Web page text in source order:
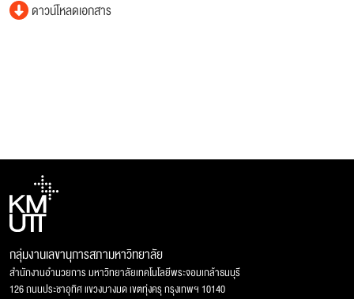
ดาวน์โหลดเอกสาร
กลุ่มงานเลขานุการสภามหาวิทยาลัย
สำนักงานอำนวยการ มหาวิทยาลัยเทคโนโลยีพระจอมเกล้าธนบุรี
126 ถนนประชาอุทิศ แขวงบางมด เขตทุ่งครุ กรุงเทพฯ 10140